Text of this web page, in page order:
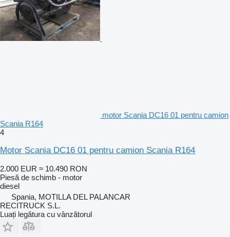
motor Scania DC16 01 pentru camion
Scania R164
4
Motor Scania DC16 01 pentru camion Scania R164
2.000 EUR ≈ 10.490 RON
Piesă de schimb - motor
diesel
Spania, MOTILLA DEL PALANCAR
RECITRUCK S.L.
Luați legătura cu vânzătorul